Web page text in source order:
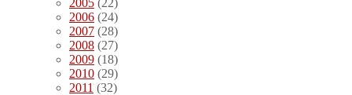
2006 (24)
2007 (28)
2008 (27)
2009 (18)
2010 (29)
2011 (32)